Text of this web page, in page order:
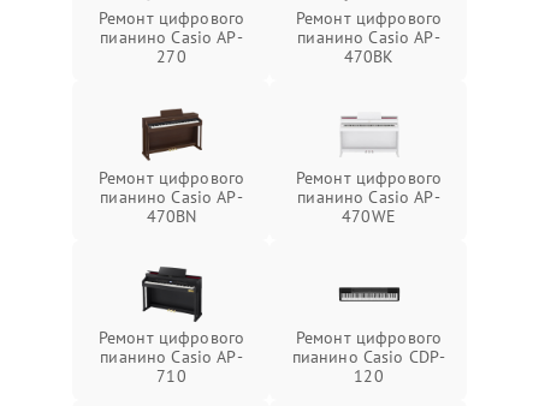
Ремонт цифрового
пианино Casio AP-
270
Ремонт цифрового
пианино Casio AP-
470BK
Ремонт цифрового
пианино Casio AP-
470BN
Ремонт цифрового
пианино Casio AP-
470WE
Ремонт цифрового
пианино Casio AP-
710
Ремонт цифрового
пианино Casio CDP-
120